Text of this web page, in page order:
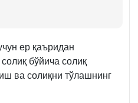
ер қаъридан
бўйича солиқ
ва солиқни тўлашнинг